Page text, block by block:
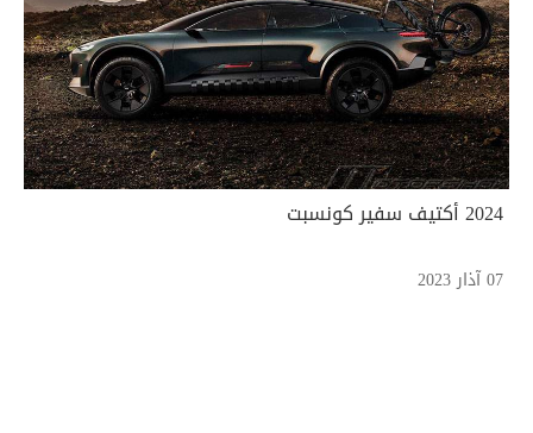
2024 أكتيف سفير كونسبت
07 آذار 2023